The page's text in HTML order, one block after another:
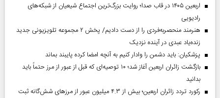
اربعین ۱۴۰۵ در قاب صدا؛ روایت بزرگ‌ترین اجتماع شیعیان از شبکه‌های
رادیویی
هنرمند منحصر‌به‌فردی را از دست دادیم/ پخش ۲ مجموعه تلویزیونی جدید
زنده‌یاد عبدی در آینده نزدیک
پزشکیان: باید دشمن را وادار کنیم به آنچه امضا کرده پایبند بماند
بازگشت زائران اربعین آغاز شد؛ ۱۰ توصیه‌ای که قبل از عبور از مرز حتماً باید
بدانید
رکورد تردد زائران اربعین؛ بیش از ۴.۳ میلیون عبور از مرزهای شش‌گانه ثبت